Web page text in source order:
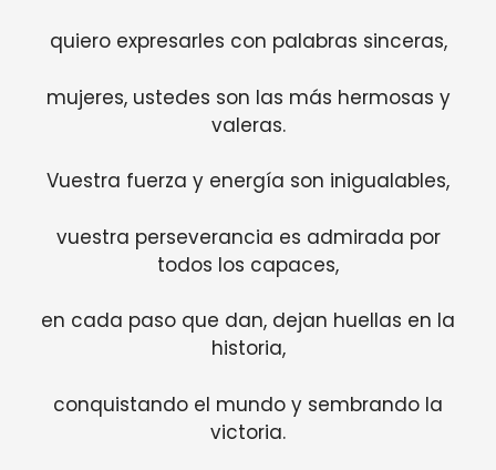
quiero expresarles con palabras sinceras,
mujeres, ustedes son las más hermosas y
valeras.
Vuestra fuerza y energía son inigualables,
vuestra perseverancia es admirada por
todos los capaces,
en cada paso que dan, dejan huellas en la
historia,
conquistando el mundo y sembrando la
victoria.